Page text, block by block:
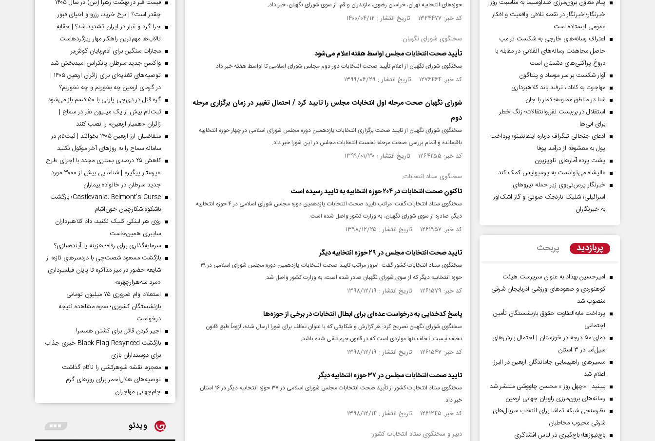
حوزه‌های انتخابیه تهران، خراسان رضوی، مازندران و قم، از سوی شورای نگهبان، خبر داد.
کد خبر: ۱۳۲۴۴۷۷ تاریخ انتشار : ۱۴۰۰/۰۴/۱۲
سخنگوی شورای نگهبان:
تأیید صحت انتخابات مجلس اواسط هفته اعلام می‌شود
سخنگوی شورای نگهبان از اعلام تأیید صحت انتخابات دور دوم مجلس شورای اسلامی تا اواسط هفته خبر داد.
کد خبر: ۱۲۷۶۴۶۴ تاریخ انتشار : ۱۳۹۹/۰۶/۲۹
شورای نگهبان صحت مرحله اول انتخابات مجلس را تایید کرد / احتمال تغییر در زمان برگزاری مرحله
دوم
سخنگوی شورای نگهبان از تایید صحت برگزاری انتخابات یازدهمین دوره مجلس شورای اسلامی در چهار حوزه انتخابیه
باقیمانده و اتمام بررسی صحت مرحله نخست انتخابات مجلس در این شورا خبر داد.
کد خبر: ۱۲۶۴۲۵۵ تاریخ انتشار : ۱۳۹۹/۰۱/۳۰
سخنگوی ستاد انتخابات:
تاکنون صحت انتخابات در ۲۰۴ حوزه انتخابیه به تایید رسیده است
سخنگوی ستاد انتخابات گفت: مراتب تایید صحت انتخابات یازدهمین دوره مجلس شورای اسلامی در ۴ حوزه انتخابیه
دیگر، صادره از سوی شورای نگهبان، به وزارت کشور واصل شده است.
کد خبر: ۱۲۶۱۹۵۷ تاریخ انتشار : ۱۳۹۸/۱۲/۲۵
تایید صحت انتخابات مجلس در ۲۹ حوزه انتخابیه دیگر
سخنگوی ستاد انتخابات کشور گفت: امروز مراتب تایید صحت انتخابات یازدهمین دوره مجلس شورای اسلامی در ۲۹
حوزه انتخابیه دیگر که از سوی شورای نگهبان صادر شده است، به وزارت کشور واصل شد.
کد خبر: ۱۲۶۱۵۷۹ تاریخ انتشار : ۱۳۹۸/۱۲/۱۹
پاسخ کدخدایی به درخواست عده‌ای برای ابطال انتخابات در برخی از حوزه‌ها
سخنگوی شورای نگهبان تصریح کرد: هر گزارش و شکایتی که با عنوان تخلف برای شورا ارسال شده، لزوماً طبق قانون
تخلف نیست. تخلف تنها مواردی است که در قانون جرم تلقی شده باشد.
کد خبر: ۱۲۶۱۵۴۷ تاریخ انتشار : ۱۳۹۸/۱۲/۱۹
تایید صحت انتخابات مجلس در ۳۷ حوزه انتخابیه دیگر
سخنگوی ستاد انتخابات کشور از تأیید صحت انتخابات مجلس شورای اسلامی در ۳۷ حوزه انتخابیه دیگر در ۱۶ استان
خبر داد.
کد خبر: ۱۲۶۱۲۴۵ تاریخ انتشار : ۱۳۹۸/۱۲/۱۴
دبیر و سخنگوی ستاد انتخابات کشور:
پیام معاون برون‌مرزی صداوسیما به مناسبت روز
خبرنگار؛ خبرنگار در نقطه تلاقی واقعیت و افکار
عمومی ایستاده است
اعتراف رسانه‌های خارجی به شکست ترامپ
حاصل مجاهدت رسانه‌های انقلابی در مقابله با
دروغ پراکنی‌های دشمنان است
آوار شکست بر سر موساد و پنتاگون
مهاجرت به کانادا، ترفند باند کلاهبرداری
شنا در مناطق ممنوعه؛ قمار با جان
استقلال در بن‌بست نقل‌وانتقالات؛ زنگ خطر
برای آبی‌ها
ادعای جنجالی تلگراف درباره اینفانتینو؛ پرداخت
پول به معشوقه از درآمد یوفا
پشت پرده آمارهای تلویزیون
عالیشاه می‌توانست به پرسپولیس کمک کند
خبرنگار پرس‌تی‌وی زیر حمله نیروهای
اسرائیلی؛ شلیک نارنجک صوتی و گاز اشک‌آور
به خبرنگاران
پربازدید پربحث
امیرحسین بهداد به عنوان سرپرست هیئت
کوهنوردی و صعودهای ورزشی آذربایجان شرقی
منصوب شد
پرداخت مابه‌التفاوت حقوق بازنشستگان تأمین
اجتماعی
دمای ۵۰ درجه در خوزستان | احتمال بارش‌های
سیل‌آسا در ۳ استان
مسیر‌های راهپیمایی جاماندگان اربعین در البرز
اعلام شد
ببینید | «چهل روز » محسن چاووشی منتشر شد
رسانه‌های برون‌مرزی راویان جهانی اربعین
نظرسنجی شبکه تماشا برای انتخاب سریال‌های
شرقی محبوب مخاطبان
باج‌نیوزها؛ باج‌گیری در لباس افشاگری
قیمت قبر در بهشت زهرا (س) در سال ۱۴۰۵
چقدر است؟ | نرخ خرید، رزرو و احیای قبور
چرا گرد و غبار در ایران تشدید شد؟ | حقابه
تالاب‌ها مهم‌ترین راهکار مهار ریزگردهاست
مجازات سنگین برای آدم‌ربایان گوش‌بر
واکسن جدید سرطان پانکراس امیدبخش شد
توصیه‌های تغذیه‌ای برای زائران اربعین ۱۴۰۵ |
در گرمای اربعین چه بخوریم و چه نخوریم؟
گره قتل در دی‌جی پارتی با ۵۰ قسم باز می‌شود
ثبت‌نام بیش از یک میلیون نفر در سماح |
زائران «همیار اربعین» را نصب کنند
متقاضیان ارز اربعین ۱۴۰۵ بخوانند | ثبت‌نام در
سامانه سماح را به روز‌های آخر موکول نکنید
کاهش ۲۵ درصدی بستری مجدد با اجرای طرح
«پرستار پیگیر» | شناسایی بیش از ۳۰۰۰ مورد
جدید سرطان در خانواده بیماران
Castlevania: Belmont’s Curse؛ بازگشت
باشکوه شکارچیان خون‌آشام
روی هر لینکی کلیک نکنید، دام کلاهبرداران
سایبری همین‌جاست
سرمایه‌گذاری برای رفاه؛ هزینه یا آینده‌سازی؟
بازگشت مسعود شصت‌چی با دردسر‌های تازه؛ از
شایعه حضور در میز مذاکره تا پایان فیلمبرداری
«مرد سه‌هزارچهره»
استعلام وام ضروری ۷۵ میلیون تومانی
بازنشستگان کشوری؛ نحوه مشاهده نتیجه
درخواست
اجیر کردن قاتل برای کشتن همسر!
بازگشت Black Flag Resynced خبری جذاب
برای دوستداران بازی
معجزه، نقشه شوهرکشی را ناکام گذاشت
توصیه‌های هلال‌احمر برای روز‌های گرم
جام‌جهانی مهاجران
ویدئو